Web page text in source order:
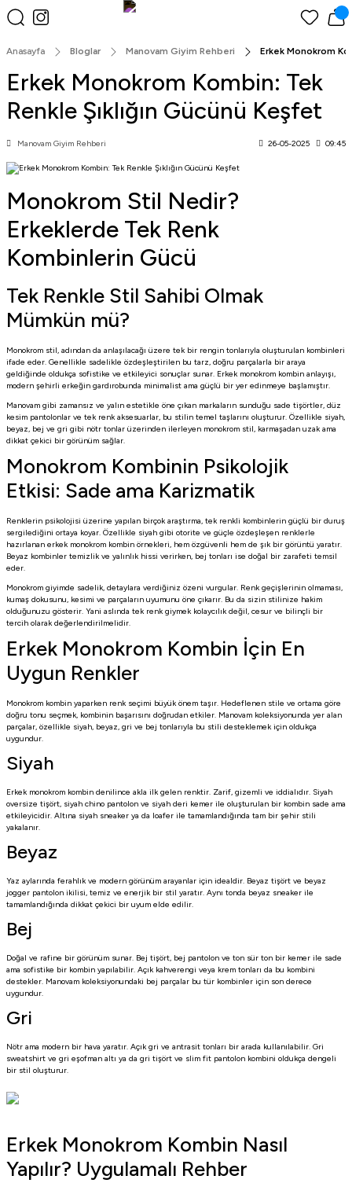
Peşin Fiyatına 3 Taksit!
Anasayfa Bloglar Manovam Giyim Rehberi Erkek Monokrom
Erkek Monokrom Kombin: Tek
Renkle Şıklığın Gücünü Keşfet
Manovam Giyim Rehberi 26-05-2025 09:45
Monokrom Stil Nedir?
Erkeklerde Tek Renk
Kombinlerin Gücü
Tek Renkle Stil Sahibi Olmak
Mümkün mü?
Monokrom stil, adından da anlaşılacağı üzere tek bir rengin tonlarıyla oluşturulan kombinleri
ifade eder. Genellikle sadelikle özdeşleştirilen bu tarz, doğru parçalarla bir araya
geldiğinde oldukça sofistike ve etkileyici sonuçlar sunar. Erkek monokrom kombin anlayışı,
modern şehirli erkeğin gardırobunda minimalist ama güçlü bir yer edinmeye başlamıştır.
Manovam gibi zamansız ve yalın estetikle öne çıkan markaların sunduğu sade tişörtler, düz
kesim pantolonlar ve tek renk aksesuarlar, bu stilin temel taşlarını oluşturur. Özellikle siyah,
beyaz, bej ve gri gibi nötr tonlar üzerinden ilerleyen monokrom stil, karmaşadan uzak ama
dikkat çekici bir görünüm sağlar.
Monokrom Kombinin Psikolojik
Etkisi: Sade ama Karizmatik
Renklerin psikolojisi üzerine yapılan birçok araştırma, tek renkli kombinlerin güçlü bir duruş
sergilediğini ortaya koyar. Özellikle siyah gibi otorite ve güçle özdeşleşen renklerle
hazırlanan erkek monokrom kombin örnekleri, hem özgüvenli hem de şık bir görüntü yaratır.
Beyaz kombinler temizlik ve yalınlık hissi verirken, bej tonları ise doğal bir zarafeti temsil
eder.
Monokrom giyimde sadelik, detaylara verdiğiniz özeni vurgular. Renk geçişlerinin olmaması,
kumaş dokusunu, kesimi ve parçaların uyumunu öne çıkarır. Bu da sizin stilinize hakim
olduğunuzu gösterir. Yani aslında tek renk giymek kolaycılık değil, cesur ve bilinçli bir
tercih olarak değerlendirilmelidir.
Erkek Monokrom Kombin İçin En
Uygun Renkler
Monokrom kombin yaparken renk seçimi büyük önem taşır. Hedeflenen stile ve ortama göre
doğru tonu seçmek, kombinin başarısını doğrudan etkiler. Manovam koleksiyonunda yer alan
parçalar, özellikle siyah, beyaz, gri ve bej tonlarıyla bu stili desteklemek için oldukça
uygundur.
Siyah
Erkek monokrom kombin denilince akla ilk gelen renktir. Zarif, gizemli ve iddialıdır. Siyah
oversize tişört, siyah chino pantolon ve siyah deri kemer ile oluşturulan bir kombin sade ama
etkileyicidir. Altına siyah sneaker ya da loafer ile tamamlandığında tam bir şehir stili
yakalanır.
Beyaz
Yaz aylarında ferahlık ve modern görünüm arayanlar için idealdir. Beyaz tişört ve beyaz
jogger pantolon ikilisi, temiz ve enerjik bir stil yaratır. Aynı tonda beyaz sneaker ile
tamamlandığında dikkat çekici bir uyum elde edilir.
Bej
Doğal ve rafine bir görünüm sunar. Bej tişört, bej pantolon ve ton sür ton bir kemer ile sade
ama sofistike bir kombin yapılabilir. Açık kahverengi veya krem tonları da bu kombini
destekler. Manovam koleksiyonundaki bej parçalar bu tür kombinler için son derece
uygundur.
Gri
Nötr ama modern bir hava yaratır. Açık gri ve antrasit tonları bir arada kullanılabilir. Gri
sweatshirt ve gri eşofman altı ya da gri tişört ve slim fit pantolon kombini oldukça dengeli
bir stil oluşturur.
Erkek Monokrom Kombin Nasıl
Yapılır? Uygulamalı Rehber